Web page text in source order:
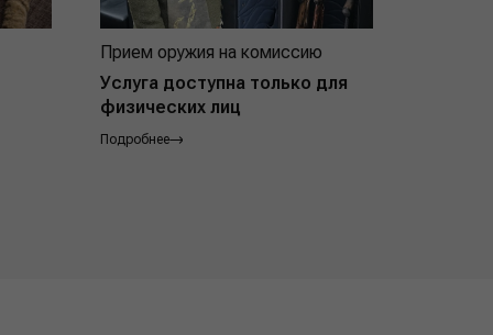
Прием оружия на комиссию
Услуга доступна только для
физических лиц
Подробнее